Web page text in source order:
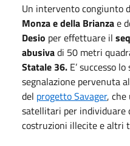
Un intervento congiunto
Monza e della Brianzae
Desio per effettuare il
abusivadi 50 metri
Statale 36. E’ successo
segnalazione pervenuta
del progetto Savager,
satellitari per individuare
costruzioni illecite e altri